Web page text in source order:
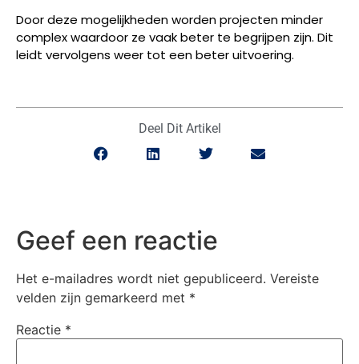
Door deze mogelijkheden worden projecten minder
complex waardoor ze vaak beter te begrijpen zijn. Dit
leidt vervolgens weer tot een beter uitvoering.
Deel Dit Artikel
Geef een reactie
Het e-mailadres wordt niet gepubliceerd. Vereiste
velden zijn gemarkeerd met *
Reactie *